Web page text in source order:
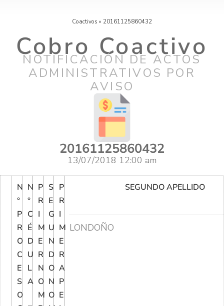
Coactivos » 20161125860432
Cobro Coactivo
NOTIFICACIÓN DE ACTOS
ADMINISTRATIVOS POR
AVISO
20161125860432
13/07/2018 12:00 am
N
°
P
R
O
C
E
S
O
N
°
C
É
D
U
L
A
P
R
I
M
E
R
N
O
M
S
E
G
U
N
D
O
N
O
P
R
I
M
E
R
A
P
E
SEGUNDO APELLIDO
LONDOÑO